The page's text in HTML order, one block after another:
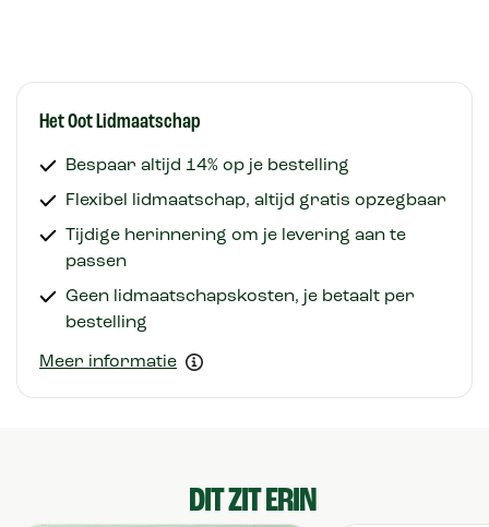
Het Oot Lidmaatschap
Bespaar altijd 14% op je bestelling
Flexibel lidmaatschap, altijd gratis opzegbaar
Tijdige herinnering om je levering aan te
passen
Geen lidmaatschapskosten, je betaalt per
bestelling
Meer informatie
DIT ZIT ERIN